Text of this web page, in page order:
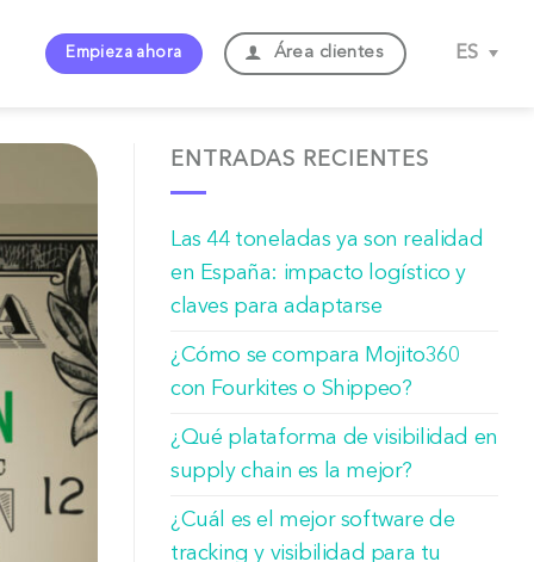
Empieza ahora Área clientes ES
ENTRADAS RECIENTES
Las 44 toneladas ya son realidad
en España: impacto logístico y
claves para adaptarse
¿Cómo se compara Mojito360
con Fourkites o Shippeo?
¿Qué plataforma de visibilidad en
supply chain es la mejor?
¿Cuál es el mejor software de
tracking y visibilidad para tu